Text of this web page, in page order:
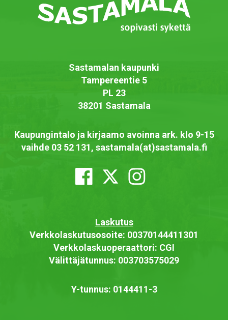
Sastamalan kaupunki
Tampereentie 5
PL 23
38201 Sastamala
Kaupungintalo ja kirjaamo avoinna ark. klo 9-15
vaihde 03 52 131, sastamala(at)sastamala.fi
Laskutus
Verkkolaskutusosoite: 00370144411301
Verkkolaskuoperaattori: CGI
Välittäjätunnus: 003703575029
Y-tunnus: 0144411-3